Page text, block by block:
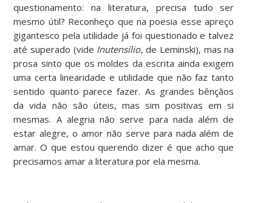
questionamento: na literatura, precisa tudo ser
mesmo útil? Reconheço que na poesia esse apreço
gigantesco pela utilidade já foi questionado e talvez
até superado (vide Inutensílio, de Leminski), mas na
prosa sinto que os moldes da escrita ainda exigem
uma certa linearidade e utilidade que não faz tanto
sentido quanto parece fazer. As grandes bênçãos
da vida não são úteis, mas sim positivas em si
mesmas. A alegria não serve para nada além de
estar alegre, o amor não serve para nada além de
amar. O que estou querendo dizer é que acho que
precisamos amar a literatura por ela mesma.